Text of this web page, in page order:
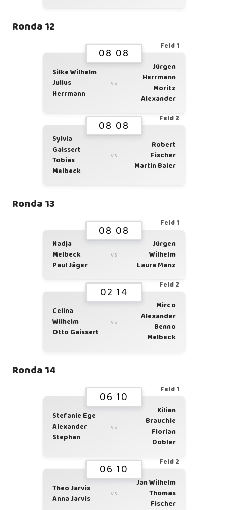
Ronda 12
Feld 1
08 08
Silke Wilhelm
Julius
Herrmann
vs
Jürgen
Herrmann
Moritz
Alexander
Feld 2
08 08
Sylvia
Gaissert
Tobias
Melbeck
vs
Robert
Fischer
Martin Baier
Ronda 13
Feld 1
08 08
Nadja
Melbeck
Paul Jäger
vs
Jürgen
Wilhelm
Laura Manz
Feld 2
02 14
Celina
Wilhelm
Otto Gaissert
vs
Mirco
Alexander
Benno
Melbeck
Ronda 14
Feld 1
06 10
Stefanie Ege
Alexander
Stephan
vs
Kilian
Brauchle
Florian
Dobler
Feld 2
06 10
Theo Jarvis
Anna Jarvis
vs
Jan Wilhelm
Thomas
Fischer